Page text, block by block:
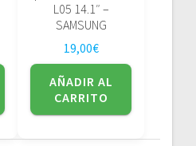
L05 14.1″ –
SAMSUNG
19,00€
AÑADIR AL
CARRITO